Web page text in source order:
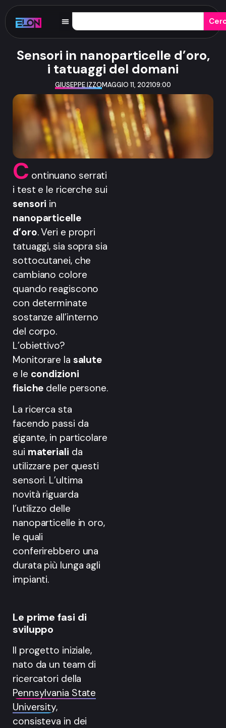
Sensori in nanoparticelle d’oro,
i tatuaggi del domani
GIUSEPPE IZZOMAGGIO 11, 202109:00
C ontinuano serrati
i test e le ricerche sui
sensori in
nanoparticelle
d’oro. Veri e propri
tatuaggi, sia sopra sia
sottocutanei, che
cambiano colore
quando reagiscono
con determinate
sostanze all’interno
del corpo.
L’obiettivo?
Monitorare la salute
e le condizioni
fisiche delle persone.
La ricerca sta
facendo passi da
gigante, in particolare
sui materiali da
utilizzare per questi
sensori. L’ultima
novità riguarda
l’utilizzo delle
nanoparticelle in oro,
le quali
conferirebbero una
durata più lunga agli
impianti.
Le prime fasi di
sviluppo
Il progetto iniziale,
nato da un team di
ricercatori della
Pennsylvania State
University,
consisteva in dei